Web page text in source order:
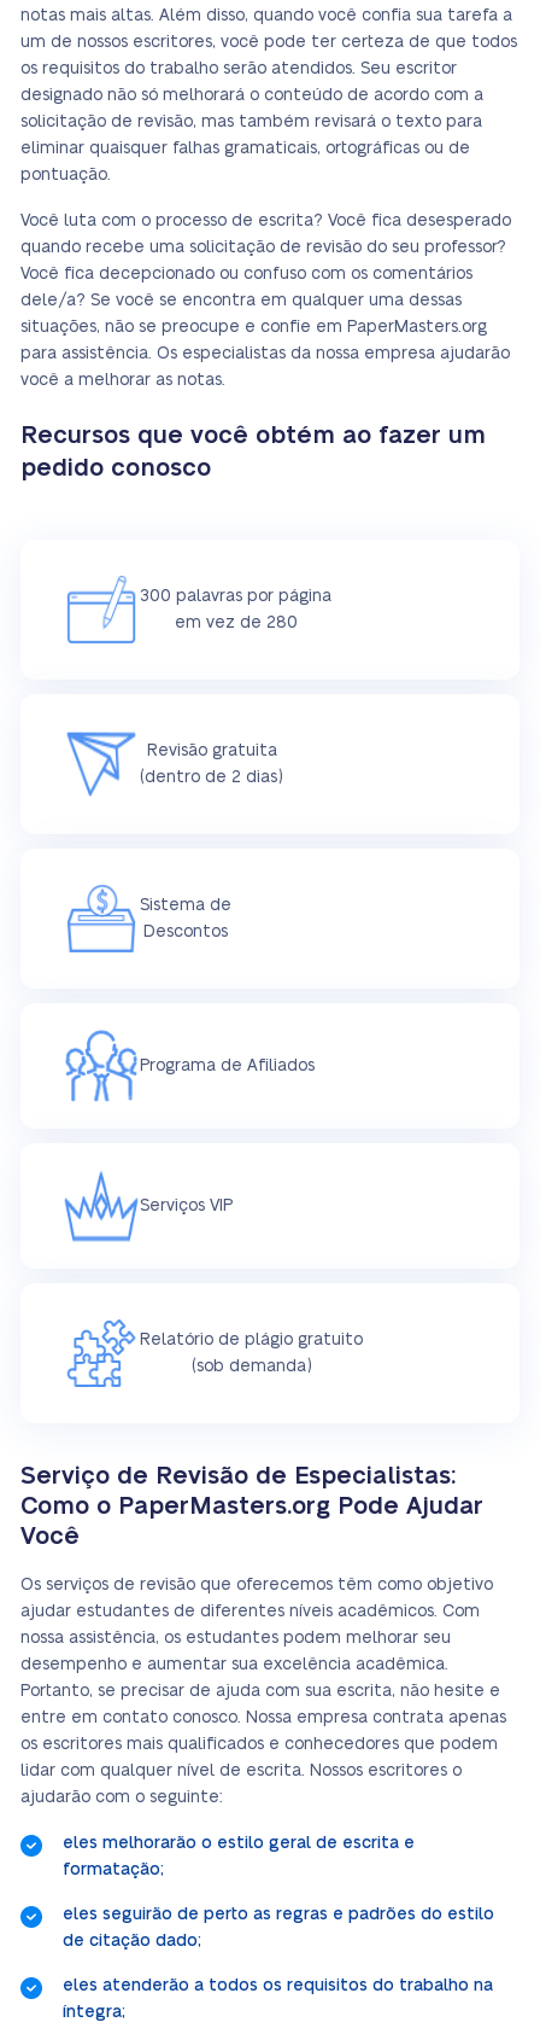
notas mais altas. Além disso, quando você confia sua tarefa a
um de nossos escritores, você pode ter certeza de que todos
os requisitos do trabalho serão atendidos. Seu escritor
designado não só melhorará o conteúdo de acordo com a
solicitação de revisão, mas também revisará o texto para
eliminar quaisquer falhas gramaticais, ortográficas ou de
pontuação.
Você luta com o processo de escrita? Você fica desesperado
quando recebe uma solicitação de revisão do seu professor?
Você fica decepcionado ou confuso com os comentários
dele/a? Se você se encontra em qualquer uma dessas
situações, não se preocupe e confie em PaperMasters.org
para assistência. Os especialistas da nossa empresa ajudarão
você a melhorar as notas.
Recursos que você obtém ao fazer um
pedido conosco
300 palavras por página
em vez de 280
Revisão gratuita
(dentro de 2 dias)
Sistema de
Descontos
Programa de Afiliados
Serviços VIP
Relatório de plágio gratuito
(sob demanda)
Serviço de Revisão de Especialistas:
Como o PaperMasters.org Pode Ajudar
Você
Os serviços de revisão que oferecemos têm como objetivo
ajudar estudantes de diferentes níveis acadêmicos. Com
nossa assistência, os estudantes podem melhorar seu
desempenho e aumentar sua excelência acadêmica.
Portanto, se precisar de ajuda com sua escrita, não hesite e
entre em contato conosco. Nossa empresa contrata apenas
os escritores mais qualificados e conhecedores que podem
lidar com qualquer nível de escrita. Nossos escritores o
ajudarão com o seguinte:
eles melhorarão o estilo geral de escrita e
formatação;
eles seguirão de perto as regras e padrões do estilo
de citação dado;
eles atenderão a todos os requisitos do trabalho na
íntegra;